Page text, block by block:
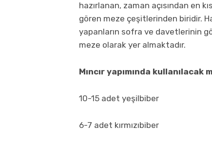
hazırlanan, zaman açısından en
gören meze çeşitlerinden biridir.
yapanların sofra ve davetlerinin
meze olarak yer almaktadır.
Mıncır yapımında kullanılacak
10-15 adet yeşilbiber
6-7 adet kırmızıbiber